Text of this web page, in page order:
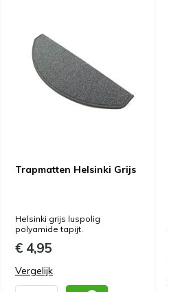
Trapmatten Helsinki Grijs
Helsinki grijs luspolig
polyamide tapijt.
€ 4,95
Vergelijk